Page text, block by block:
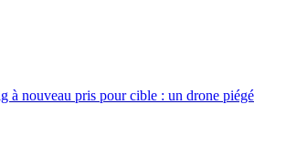
à nouveau pris pour cible : un drone piégé